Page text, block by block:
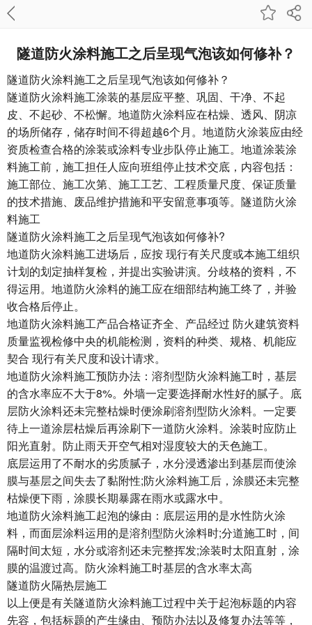
隧道防火涂料施工之后呈现气泡该如何修补？
隧道防火涂料施工之后呈现气泡该如何修补？
隧道防火涂料施工涂装的基层应平整、巩固、干净、不起
皮、不起砂、不松懈。地道防火涂料应在枯燥、透风、阴凉
的场所储存，储存时间不得超越6个月。地道防火涂装应由经
资质检查合格的涂装或涂料专业步队停止施工。地道涂装涂
料施工前，施工担任人应向班组停止技术交底，内容包括：
施工部位、施工次第、施工工艺、工程质量尺度、保证质量
的技术措施、废品维护措施和平安留意事项等。隧道防火涂
料施工
隧道防火涂料施工之后呈现气泡该如何修补?
地道防火涂料施工进场后，应按 现行有关尺度或本施工组织
计划的划定抽样复检，并提出实验讲演。分歧格的资料，不
得运用。地道防火涂料的施工应在细部结构施工终了，并验
收合格后停止。
地道防火涂料施工产品合格证齐全、产品经过 防火建筑资料
质量监视检修中央的机能检测，资料的种类、规格、机能应
契合 现行有关尺度和设计请求。
地道防火涂料施工预防办法：溶剂型防火涂料施工时，基层
的含水率应不大于8%。外墙一定要选择耐水性好的腻子。底
层防火涂料还未完整枯燥时便涂刷溶剂型防火涂料。一定要
待上一道涂层枯燥后再涂刷下一道防火涂料。涂装时应防止
阳光直射。防止雨天开空气相对湿度较大的天色施工。
底层运用了不耐水的劣质腻子，水分浸透渗出到基层而使涂
膜与基层之间失去了黏附性;防火涂料施工后，涂膜还未完整
枯燥便下雨，涂膜长期暴露在雨水或露水中。
地道防火涂料施工起泡的缘由：底层运用的是水性防火涂
料，而面层涂料运用的是溶剂型防火涂料时;分道施工时，间
隔时间太短，水分或溶剂还未完整挥发;涂装时太阳直射，涂
膜的温渡过高。防火涂料施工时基层的含水率太高
隧道防火隔热层施工
以上便是有关隧道防火涂料施工过程中关于起泡标题的内容
先容，包括标题的产生缘由、预防办法以及修复办法等等，